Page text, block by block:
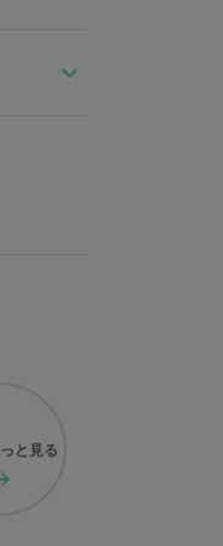
バッ
と備え
と見る